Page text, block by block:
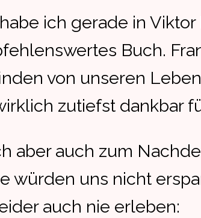
ich gerade in
Buch.
von unseren
zutiefst dankbar
aber auch zum
würden uns nicht
auch nie erleben: